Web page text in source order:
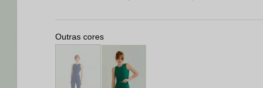
Outras cores